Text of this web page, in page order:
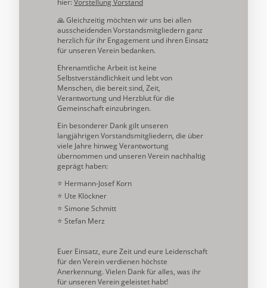
hier: Vorstellung Vorstand
🙏 Gleichzeitig möchten wir uns bei allen
ausscheidenden Vorstandsmitgliedern ganz
herzlich für ihr Engagement und ihren Einsatz
für unseren Verein bedanken.
Ehrenamtliche Arbeit ist keine
Selbstverständlichkeit und lebt von
Menschen, die bereit sind, Zeit,
Verantwortung und Herzblut für die
Gemeinschaft einzubringen.
Ein besonderer Dank gilt unseren
langjährigen Vorstandsmitgliedern, die über
viele Jahre hinweg Verantwortung
übernommen und unseren Verein nachhaltig
geprägt haben:
⭐ Hermann-Josef Korn
⭐ Ute Klöckner
⭐ Simone Schmitt
⭐ Stefan Merz
Euer Einsatz, eure Zeit und eure Leidenschaft
für den Verein verdienen höchste
Anerkennung. Vielen Dank für alles, was ihr
für unseren Verein geleistet habt!